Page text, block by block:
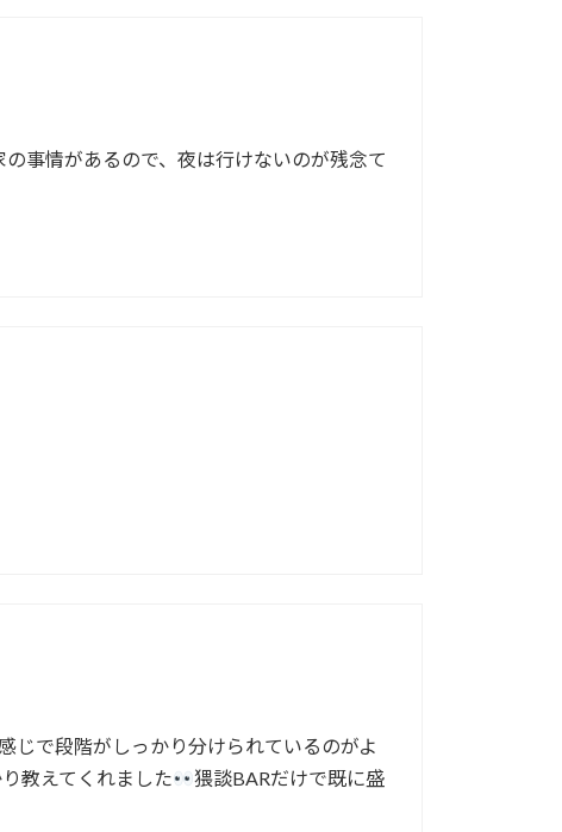
の事情があるので、夜は行けないのが残念て
じで段階がしっかり分けられているのがよ
教えてくれました
猥談BARだけで既に盛